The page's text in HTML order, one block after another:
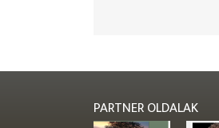
PARTNER OLDALAK